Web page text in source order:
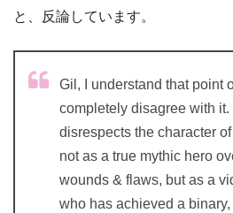
と、反論しています。
Gil, I understand that point
completely disagree with it.
disrespects the character
not as a true mythic hero
wounds & flaws, but as a
who has achieved a